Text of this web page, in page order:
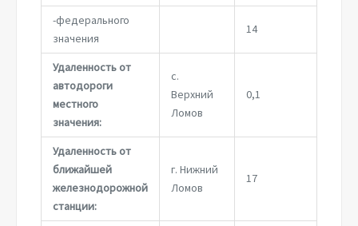
-федерального
значения
14
Удаленность от
автодороги
местного
значения:
с.
Верхний
Ломов
0,1
Удаленность от
ближайшей
железнодорожной
станции:
г. Нижний
Ломов
17